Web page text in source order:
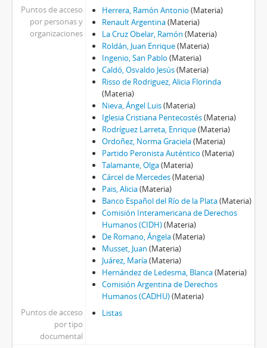
Puntos de acceso
por personas y
organizaciones
Herrera, Ramón Antonio (Materia)
Renault Argentina(Materia)
La Cruz Obelar, Ramón (Materia)
Roldán, Juan Enrique(Materia)
Ingenio, San Pablo (Materia)
Caldó, Osvaldo Jesús(Materia)
Risso de Rodriguez, Alicia Florinda
(Materia)
Nieva, Ángel Luis(Materia)
Iglesia Cristiana Pentecostés(Materia)
Rodríguez Larreta, Enrique(Materia)
Ordoñez, Norma Graciela(Materia)
Partido Peronista Auténtico (Materia)
Talamante, Olga(Materia)
Cárcel de Mercedes(Materia)
Pais, Alicia(Materia)
Banco Español del Río de la Plata(Materia)
Comisión Interamericana de Derechos
Humanos (CIDH)(Materia)
De Romano, Ángela(Materia)
Musset, Juan (Materia)
Juárez, María(Materia)
Hernández de Ledesma, Blanca(Materia)
Comisión Argentina de Derechos
Humanos (CADHU)(Materia)
Puntos de acceso
por tipo
documental
Listas